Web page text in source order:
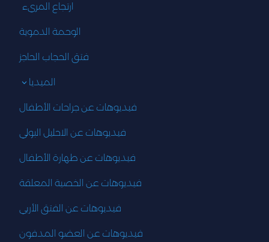
ارتجاع المريء
الوحمة الدموية
فتق الحجاب الحاجز
الميديا 3
فيديوهات عن جراحات الأطفال
فيديوهات عن الاحليل البولي
فيديوهات عن طهارة الأطفال
فيديوهات عن الخصية المعلقة
فيديوهات عن الفتق الأربي
فيديوهات عن العضو المدفون